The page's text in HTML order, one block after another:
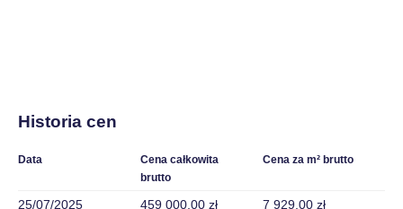
Historia cen
Data
Cena całkowita
brutto
Cena za m² brutto
25/07/2025 459 000,00 zł 7 929,00 zł